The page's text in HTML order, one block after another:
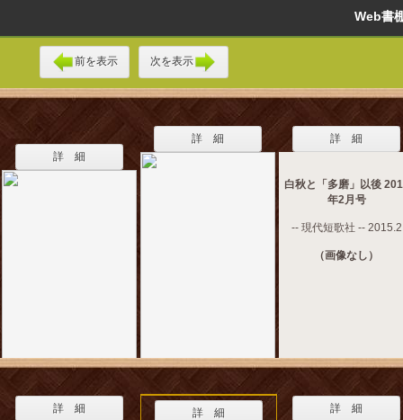
Web
前を表示 次を表示
詳 細
詳 細 詳 細
白秋と「多磨」以後
年2月号
-- 現代短歌社 -- 2015.2
（画像なし）
詳 細 詳 細 詳 細